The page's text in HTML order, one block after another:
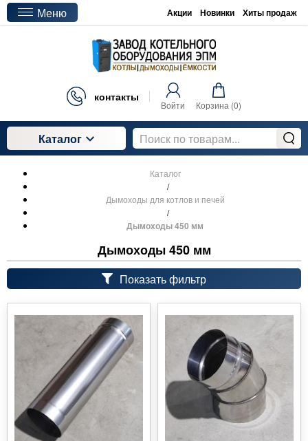
Меню Акции Новинки Хиты продаж
контакты
Войти Корзина (0)
Каталог
Каталог
/
Дымоходы для котлов и печей
/
Дымоходы 450 мм
Дымоходы 450 мм
Показать фильтр